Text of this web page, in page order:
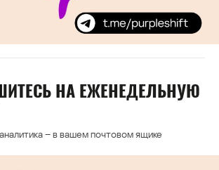
НА ЕЖЕНЕДЕЛЬНУЮ
– в вашем почтовом ящике